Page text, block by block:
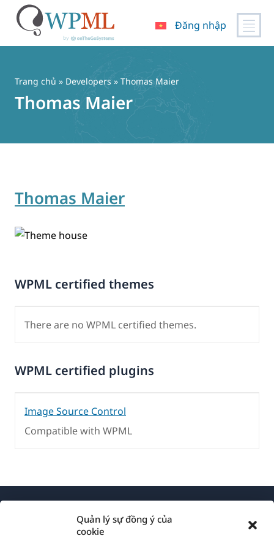
Quản lý sự đồng ý của
cookie
Đăng nhập
Trang chủ » Developers » Thomas Maier
Thomas Maier
Thomas Maier
WPML certified themes
There are no WPML certified themes.
WPML certified plugins
Image Source Control
Compatible with WPML